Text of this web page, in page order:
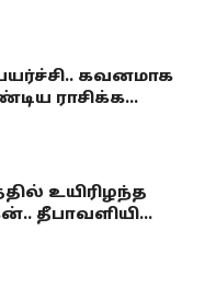
கவனமாக
ராசிக்க...
உயிரிழந்த
தீபாவளியி...